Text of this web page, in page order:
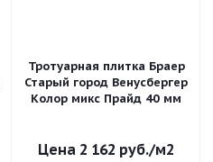
Тротуарная плитка Браер
Старый город Венусбергер
Колор микс Прайд 40 мм
2 162 руб./м2